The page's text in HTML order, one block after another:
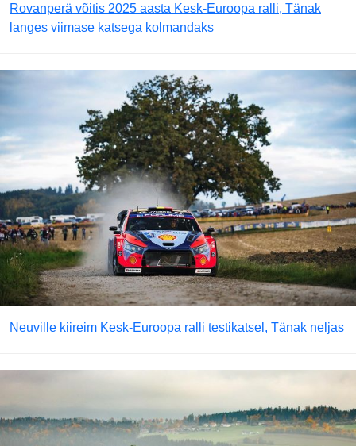
Rovanperä võitis 2025 aasta Kesk-Euroopa ralli, Tänak
langes viimase katsega kolmandaks
Neuville kiireim Kesk-Euroopa ralli testikatsel, Tänak neljas